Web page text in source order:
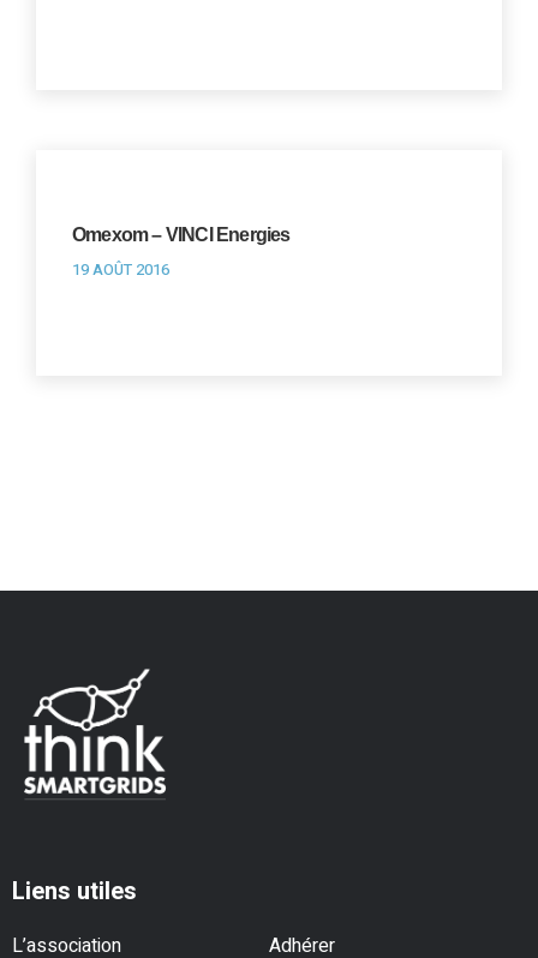
Omexom – VINCI Energies
19 AOÛT 2016
Liens utiles
L’association Adhérer